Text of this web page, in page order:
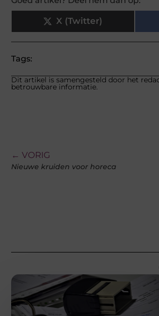
X (Twitter)
Tags:
Dit artikel is samengesteld door het
betrouwbare informatie.
← VORIG
Nieuwe kruiden voor horeca